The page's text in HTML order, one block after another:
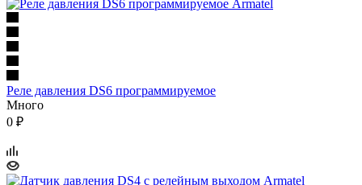
Реле давления DS6 программируемое
Много
0 ₽